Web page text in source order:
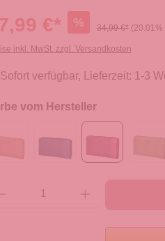
€* % 34,99 €* (20.01%
inkl. MwSt. zzgl. Versandkosten
Sofort verfügbar, Lieferzeit: 1-3
vom Hersteller